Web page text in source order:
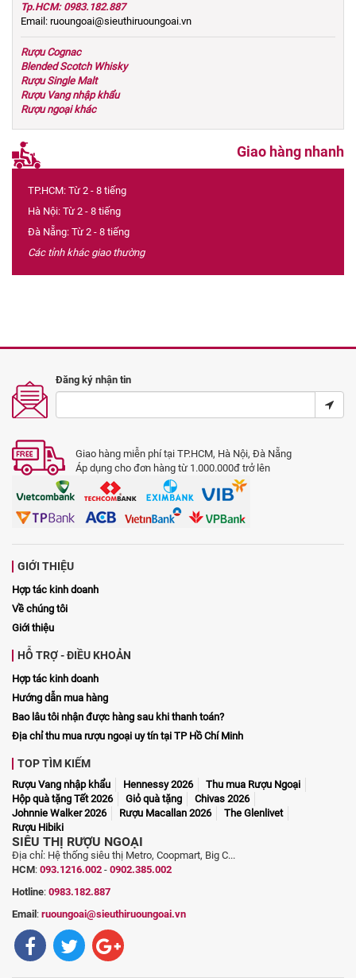
Tp.HCM: 0983.182.887
Email: ruoungoai@sieuthiruoungoai.vn
Rượu Cognac
Blended Scotch Whisky
Rượu Single Malt
Rượu Vang nhập khẩu
Rượu ngoại khác
Giao hàng nhanh
TP.HCM: Từ 2 - 8 tiếng
Hà Nội: Từ 2 - 8 tiếng
Đà Nẵng: Từ 2 - 8 tiếng
Các tỉnh khác giao thường
Đăng ký nhận tin
Giao hàng miễn phí tại TP.HCM, Hà Nội, Đà Nẵng
Áp dụng cho đơn hàng từ 1.000.000đ trở lên
GIỚI THIỆU
Hợp tác kinh doanh
Về chúng tôi
Giới thiệu
HỖ TRỢ - ĐIỀU KHOẢN
Hợp tác kinh doanh
Hướng dẫn mua hàng
Bao lâu tôi nhận được hàng sau khi thanh toán?
Địa chỉ thu mua rượu ngoại uy tín tại TP Hồ Chí Minh
TOP TÌM KIẾM
Rượu Vang nhập khẩu Hennessy 2026
Thu mua Rượu Ngoại
Hộp quà tặng Tết 2026
Giỏ quà tặng
Chivas 2026
Johnnie Walker 2026
Rượu Macallan 2026
The Glenlivet
Rượu Hibiki
SIÊU THỊ RƯỢU NGOẠI
Địa chỉ: Hệ thống siêu thị Metro, Coopmart, Big C...
HCM: 093.1216.002 - 0902.385.002
Hotline: 0983.182.887
Email : ruoungoai@sieuthiruoungoai.vn